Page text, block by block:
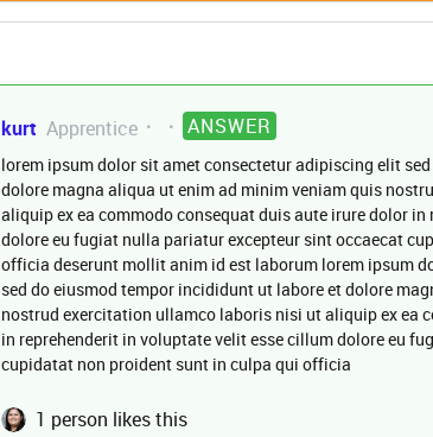
kurt Apprentice ANSWER
lorem ipsum dolor sit amet consectetur adipiscing elit
dolore magna aliqua ut enim ad minim veniam quis
aliquip ex ea commodo consequat duis aute irure dolor
dolore eu fugiat nulla pariatur excepteur sint occaecat
officia deserunt mollit anim id est laborum lorem ipsum
sed do eiusmod tempor incididunt ut labore et dolore
nostrud exercitation ullamco laboris nisi ut aliquip ex ea
in reprehenderit in voluptate velit esse cillum dolore eu
cupidatat non proident sunt in culpa qui officia
1 person likes this